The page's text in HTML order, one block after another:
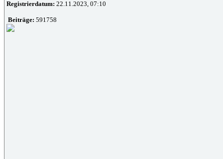
Registrierdatum: 22.11.2023, 07:10
Beiträge: 591758